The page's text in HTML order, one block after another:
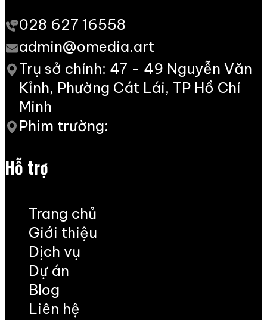
028 627 16558
admin@omedia.art
Trụ sở chính: 47 - 49 Nguyễn Văn
Kỉnh, Phường Cát Lái, TP Hồ Chí
Minh
Phim trường:
Hỗ trợ
Trang chủ
Giới thiệu
Dịch vụ
Dự án
Blog
Liên hệ